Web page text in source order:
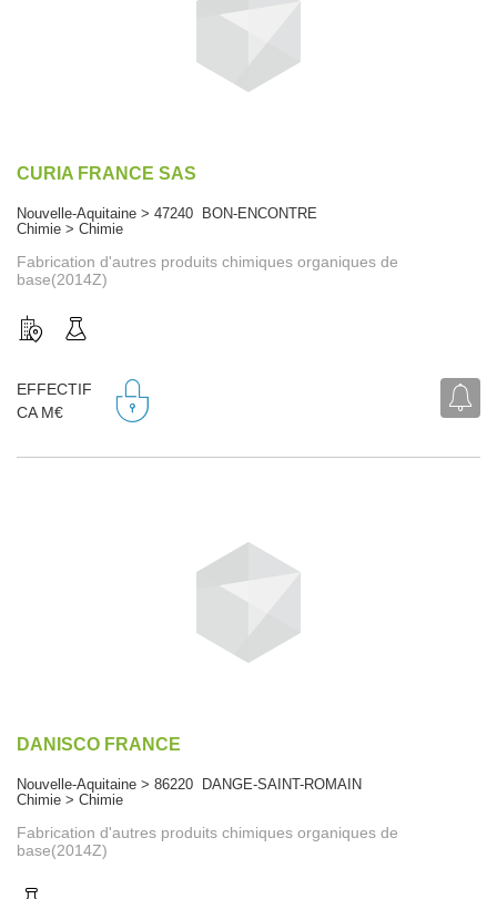
CURIA FRANCE SAS
Nouvelle-Aquitaine > 47240 BON-ENCONTRE
Chimie > Chimie
Fabrication d'autres produits chimiques organiques de
base(2014Z)
EFFECTIF
CA M€
DANISCO FRANCE
Nouvelle-Aquitaine > 86220 DANGE-SAINT-ROMAIN
Chimie > Chimie
Fabrication d'autres produits chimiques organiques de
base(2014Z)